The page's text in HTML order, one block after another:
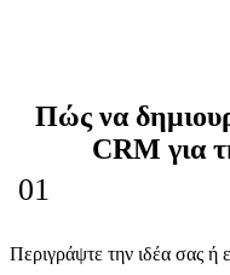
Πώς να
CRM για
01
Περιγράψτε την ιδέα σας ή